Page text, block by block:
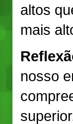
altos
mais
nosso